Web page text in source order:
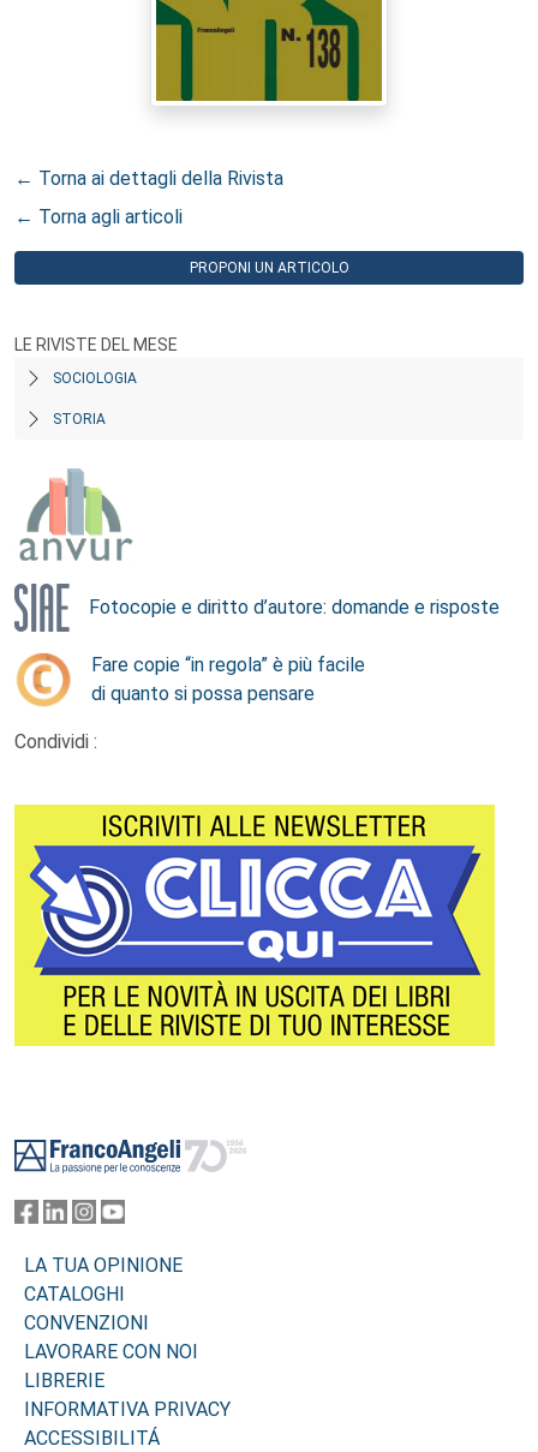
← Torna ai dettagli della Rivista
← Torna agli articoli
PROPONI UN ARTICOLO
LE RIVISTE DEL MESE
SOCIOLOGIA
STORIA
Fotocopie e diritto d’autore: domande e risposte
Fare copie “in regola” è più facile
di quanto si possa pensare
Condividi :
LA TUA OPINIONE
CATALOGHI
CONVENZIONI
LAVORARE CON NOI
LIBRERIE
INFORMATIVA PRIVACY
ACCESSIBILITÁ